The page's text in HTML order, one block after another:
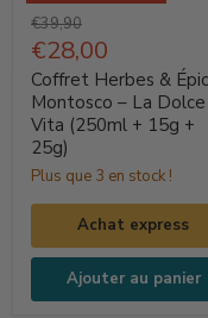
Coffret
Herbes
&
Épices
Montosco
–
La
Vita
(250ml
+
Prix
d'origine
€39,90
Prix
actuel
€28,00
Coffret Herbes &
Montosco – La Dolce
Vita (250ml + 15g +
25g)
Plus que 3 en stock !
Achat express
Ajouter au panier